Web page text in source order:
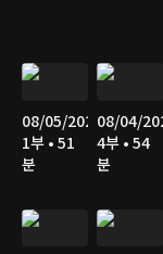
08/05/2026
1부 • 51
분
08/04/
4부 • 54
분